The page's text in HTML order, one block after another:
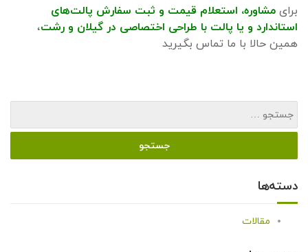
برای مشاوره، استعلام قیمت و ثبت سفارش پالت‌های
استاندارد و یا پالت با طراحی اختصاصی در گیلان و رشت،
همین حالا با ما تماس بگیرید
دسته‌ها
مقالات